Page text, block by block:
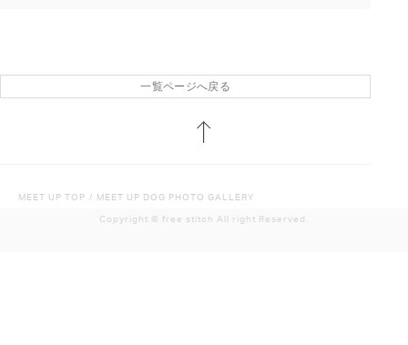
一覧ページへ戻る
MEET UP TOP / MEET UP DOG PHOTO GALLERY
Copyright ©︎ free stitch All right Reserved.